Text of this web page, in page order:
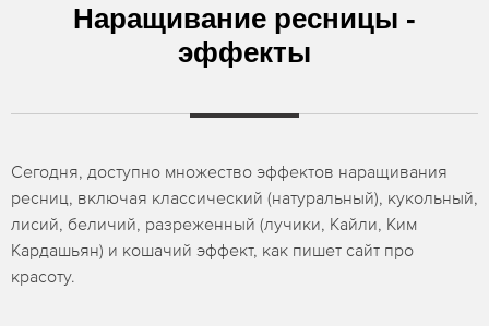
Наращивание ресницы -
эффекты
Сегодня, доступно множество эффектов наращивания
ресниц, включая классический (натуральный), кукольный,
лисий, беличий, разреженный (лучики, Кайли, Ким
Кардашьян) и кошачий эффект, как пишет сайт про
красоту.